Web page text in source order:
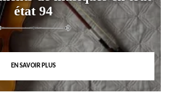
état 94
EN SAVOIR PLUS